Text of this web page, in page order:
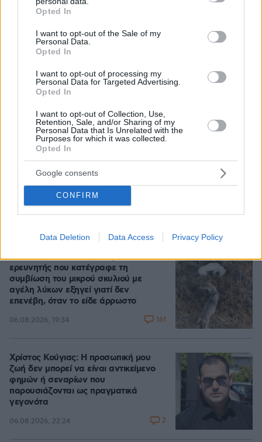
grant or deny consent to Google and its third-party tags to
use your data for below specified purposes in below Google
consent section.
Opted In
I want to opt-out of the Sale of my
Personal Data.
Opted In
I want to opt-out of processing my
Personal Data for Targeted Advertising.
Opted In
I want to opt-out of Collection, Use,
Retention, Sale, and/or Sharing of my
Personal Data that Is Unrelated with the
Purposes for which it was collected.
Opted In
Google consents
CONFIRM
Data Deletion Data Access Privacy Policy
Γιώργος Παράσχος: Χαμογελαστός, δίνει τη μάχη
του με τον καρκίνο, μπήκε στο νοσοκομείο για νέα
θεραπεία
06.08.2026, 18:00
Στη ΓΑΔΑ κρατείται η 46χρονη που
κατηγορείται για την επίθεση στη
Marfin, δείτε βίντεο και φωτογραφίες
06.08.2026, 23:17
Γιατί δεν έσωσα το κουτάβι: Ο
ερευνητής που κατέγραφε τη
συμβίωση του μικρού σκυλιού με
αγέλη λύκων εξηγεί γιατί δεν
επενέβη, όταν το είδε άρρωστο
06.08.2026, 19:34 161
Χρίστος Κούγιας: Η προσωπική μου
ζωή δεν μπορεί να είναι αντικείμενο
φημών ή σεναρίων που
παρουσιάζονται ως πραγματικά
γεγονότα
06.08.2026, 22:24 2